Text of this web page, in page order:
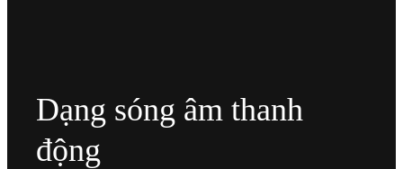
Dạng sóng âm thanh
động